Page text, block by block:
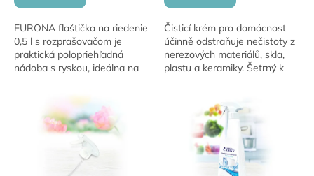
EURONA fľaštička na riedenie
0,5 l s rozprašovačom je
praktická polopriehľadná
nádoba s ryskou, ideálna na
presné riedenie a aplikáciu
Vhodná na domáce...
Čisticí krém pro domácnost
účinně odstraňuje nečistoty z
nerezových materiálů, skla,
plastu a keramiky. Šetrný k
citlivým povrchům, ekologický